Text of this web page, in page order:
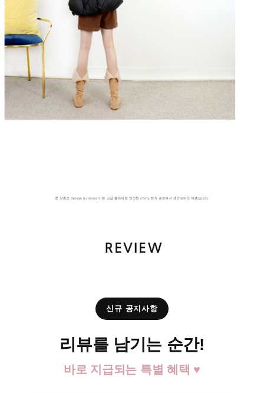
신규 공지사항
리뷰를 남기는 순간!
바로 지급되는 특별 혜택 ♥